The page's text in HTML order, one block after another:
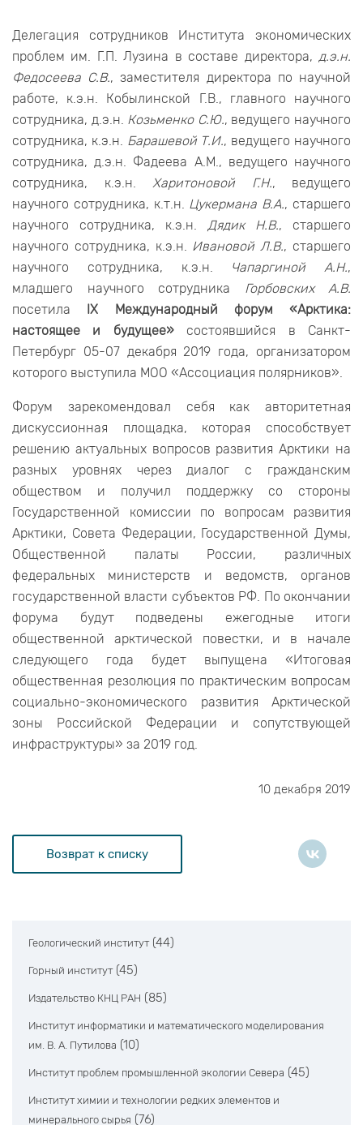
Делегация сотрудников Института экономических
проблем им. Г.П. Лузина в составе директора, д.э.н.
Федосеева С.В., заместителя директора по научной
работе, к.э.н. Кобылинской Г.В., главного научного
сотрудника, д.э.н. Козьменко С.Ю., ведущего научного
сотрудника, к.э.н. Барашевой Т.И., ведущего научного
сотрудника, д.э.н. Фадеева А.М., ведущего научного
сотрудника, к.э.н. Харитоновой Г.Н., ведущего
научного сотрудника, к.т.н. Цукермана В.А., старшего
научного сотрудника, к.э.н. Дядик Н.В., старшего
научного сотрудника, к.э.н. Ивановой Л.В., старшего
научного сотрудника, к.э.н. Чапаргиной А.Н.,
младшего научного сотрудника Горбовских А.В.
посетила IX Международный форум «Арктика:
настоящее и будущее»состоявшийся в Санкт-
Петербург 05-07 декабря 2019 года, организатором
которого выступила МОО «Ассоциация полярников».
Форум зарекомендовал себя как авторитетная
дискуссионная площадка, которая способствует
решению актуальных вопросов развития Арктики на
разных уровнях через диалог с гражданским
обществом и получил поддержку со стороны
Государственной комиссии по вопросам развития
Арктики, Совета Федерации, Государственной Думы,
Общественной палаты России, различных
федеральных министерств и ведомств, органов
государственной власти субъектов РФ. По окончании
форума будут подведены ежегодные итоги
общественной арктической повестки, и в начале
следующего года будет выпущена «Итоговая
общественная резолюция по практическим вопросам
социально-экономического развития Арктической
зоны Российской Федерации и сопутствующей
инфраструктуры» за 2019 год.
10 декабря 2019
Возврат к списку
Геологический институт (44)
Горный институт (45)
Издательство КНЦ РАН (85)
Институт информатики и математического моделирования
им. В. А. Путилова (10)
Институт проблем промышленной экологии Севера (45)
Институт химии и технологии редких элементов и
минерального сырья (76)